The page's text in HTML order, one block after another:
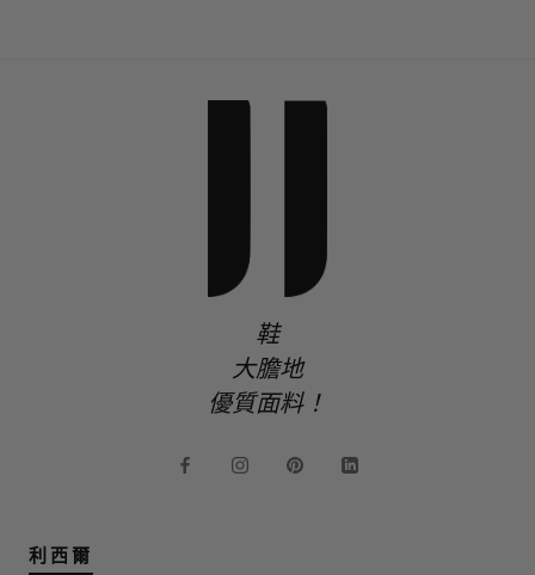
鞋
大膽地
優質面料！
利西爾